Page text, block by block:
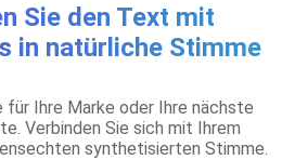
Sie den Text mit
in natürliche Stimme
für Ihre Marke oder Ihre nächste
Verbinden Sie sich mit Ihrem
synthetisierten Stimme.